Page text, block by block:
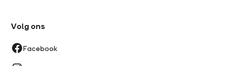
Volg ons
Facebook